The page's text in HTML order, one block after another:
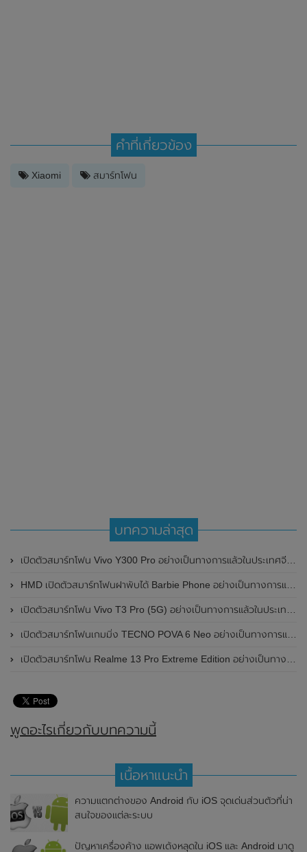
คำที่เกี่ยวข้อง
Xiaomi สมาร์ทโฟน
บทความล่าสุด
เปิดตัวสมาร์ทโฟน Vivo Y300 Pro อย่างเป็นทางการแล้วในประเทศจีน มาพร้อมดีไซน์พรีเมี่ยม ทนทาน และแบตเตอรี่สุดอึดขนาดใหญ่ 6,500mAh พร้อมรองรับการชาร์จไว 80W
HMD เปิดตัวสมาร์ทโฟนฝาพับได้ Barbie Phone อย่างเป็นทางการแล้ว มาพร้อมธีมสีชมพูสดใส
เปิดตัวสมาร์ทโฟน Vivo T3 Pro (5G) อย่างเป็นทางการแล้วในประเทศอินเดีย
เปิดตัวสมาร์ทโฟนเกมมิ่ง TECNO POVA 6 Neo อย่างเป็นทางการแล้วในประเทศไทย ในราคา 8,499 บาท
เปิดตัวสมาร์ทโฟน Realme 13 Pro Extreme Edition อย่างเป็นทางการแล้วในประเทศจีน
พูดอะไรเกี่ยวกับบทความนี้
เนื้อหาแนะนำ
ความแตกต่างของ Android กับ iOS จุดเด่นส่วนตัวที่น่า
สนใจของแต่ละระบบ
ปัญหาเครื่องค้าง แอพเด้งหลุดใน iOS และ Android มาดู